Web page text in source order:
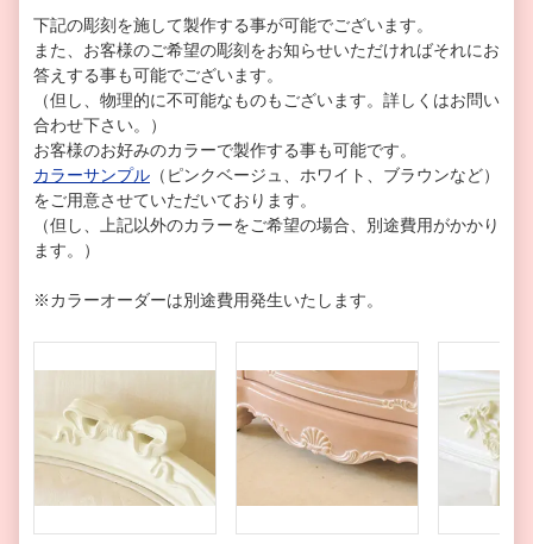
下記の彫刻を施して製作する事が可能でございます。
また、お客様のご希望の彫刻をお知らせいただければそれにお
答えする事も可能でございます。
（但し、物理的に不可能なものもございます。詳しくはお問い
合わせ下さい。）
お客様のお好みのカラーで製作する事も可能です。
カラーサンプル （ピンクベージュ、ホワイト、ブラウンなど）
をご用意させていただいております。
（但し、上記以外のカラーをご希望の場合、別途費用がかかり
ます。）
※カラーオーダーは別途費用発生いたします。